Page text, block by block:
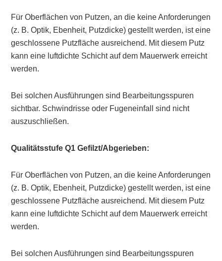
Für Oberflächen von Putzen, an die keine Anforderungen
(z. B. Optik, Ebenheit, Putzdicke) gestellt werden, ist eine
geschlossene Putzfläche ausreichend. Mit diesem Putz
kann eine luftdichte Schicht auf dem Mauerwerk erreicht
werden.
Bei solchen Ausführungen sind Bearbeitungsspuren
sichtbar. Schwindrisse oder Fugeneinfall sind nicht
auszuschließen.
Qualitätsstufe Q1 Gefilzt/Abgerieben:
Für Oberflächen von Putzen, an die keine Anforderungen
(z. B. Optik, Ebenheit, Putzdicke) gestellt werden, ist eine
geschlossene Putzfläche ausreichend. Mit diesem Putz
kann eine luftdichte Schicht auf dem Mauerwerk erreicht
werden.
Bei solchen Ausführungen sind Bearbeitungsspuren